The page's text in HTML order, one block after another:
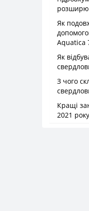
Як
Aquatica
Як
З чого
Кращі
2021 року